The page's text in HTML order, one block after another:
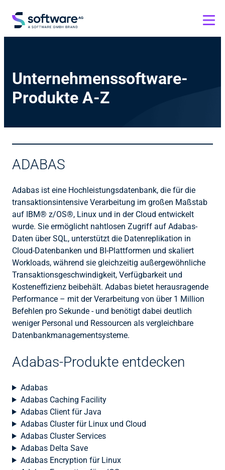
Unternehmenssoftware-
Produkte A-Z
ADABAS
Adabas ist eine Hochleistungsdatenbank, die für die
transaktionsintensive Verarbeitung im großen Maßstab
auf IBM® z/OS®, Linux und in der Cloud entwickelt
wurde. Sie ermöglicht nahtlosen Zugriff auf Adabas-
Daten über SQL, unterstützt die Datenreplikation in
Cloud-Datenbanken und BI-Plattformen und skaliert
Workloads, während sie gleichzeitig außergewöhnliche
Transaktionsgeschwindigkeit, Verfügbarkeit und
Kosteneffizienz beibehält. Adabas bietet herausragende
Performance – mit der Verarbeitung von über 1 Million
Befehlen pro Sekunde - und benötigt dabei deutlich
weniger Personal und Ressourcen als vergleichbare
Datenbankmanagementsysteme.
Adabas-Produkte entdecken
Adabas
Adabas Caching Facility
Adabas Client für Java
Adabas Cluster für Linux und Cloud
Adabas Cluster Services
Adabas Delta Save
Adabas Encryption für Linux